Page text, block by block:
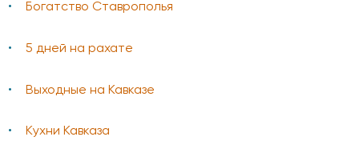
Богатство Ставрополья
5 дней на рахате
Выходные на Кавказе
Кухни Кавказа